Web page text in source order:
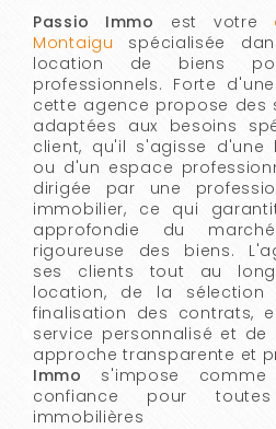
Passio Immo est votre
Montaigu spécialisée
location de biens
professionnels. Forte
cette agence propose des
adaptées aux besoins
client, qu'il s'agisse d'une
ou d'un espace
dirigée par une
immobilier, ce qui
approfondie du
rigoureuse des biens.
ses clients tout au
location, de la
finalisation des contrats,
service personnalisé et
approche transparente et
Immo s'impose
confiance pour
immobilières